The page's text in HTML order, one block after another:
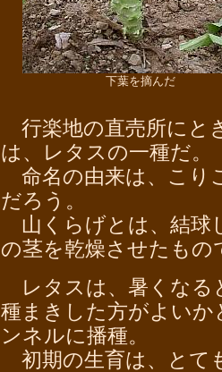
下葉を摘んだ
行楽地の直売所にと
は、レタスの一種だ。
命名の由来は、こり
だろう。
山くらげとは、結球
の茎を乾燥させたもの
レタスは、暑くなる
種まきした方がよいか
ンネルに播種。
初期の生育は、とて